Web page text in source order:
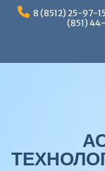
Перейти8 (8512) 25-97-
(851)